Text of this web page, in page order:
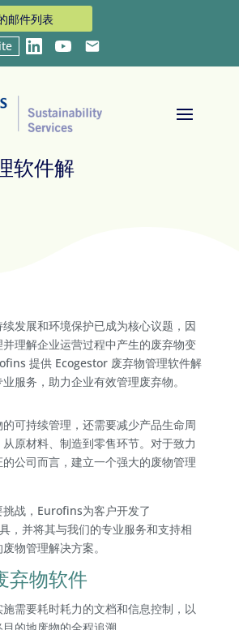
邮件列表
LinkedInYouTubeEmail
废弃物管理软件解决方案
软件解
发展和环境保护已成为核心议题，因
理解企业运营过程中产生的废弃物变
提供 Ecogestor 废弃物管理软件解
服务，助力企业有效管理废弃物。
可持续管理，还需要减少产品生命周
原材料、制造到零售环节。对于致力
公司而言，建立一个强大的废物管理
挑战，Eurofins为客户开发了
，并将其与我们的专业服务和支持相
物管理解决方案。
弃物软件
需要耗时耗力的文档和信息控制，以